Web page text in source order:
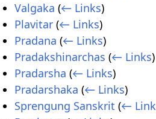
Valgaka (← Links)
Plavitar (← Links)
Pradana (← Links)
Pradakshinarchas (← Links)
Pradarsha (← Links)
Pradarshaka (← Links)
Sprengung Sanskrit (←